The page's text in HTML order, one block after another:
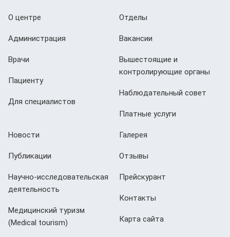
О центре
Администрация
Врачи
Пациенту
Для специалистов
Отделы
Вакансии
Вышестоящие и
контролирующие органы
Наблюдательный совет
Платные услуги
Новости
Публикации
Научно-исследовательская
деятельность
Медицинский туризм
(Мedical tourism)
Галерея
Отзывы
Прейскурант
Контакты
Карта сайта